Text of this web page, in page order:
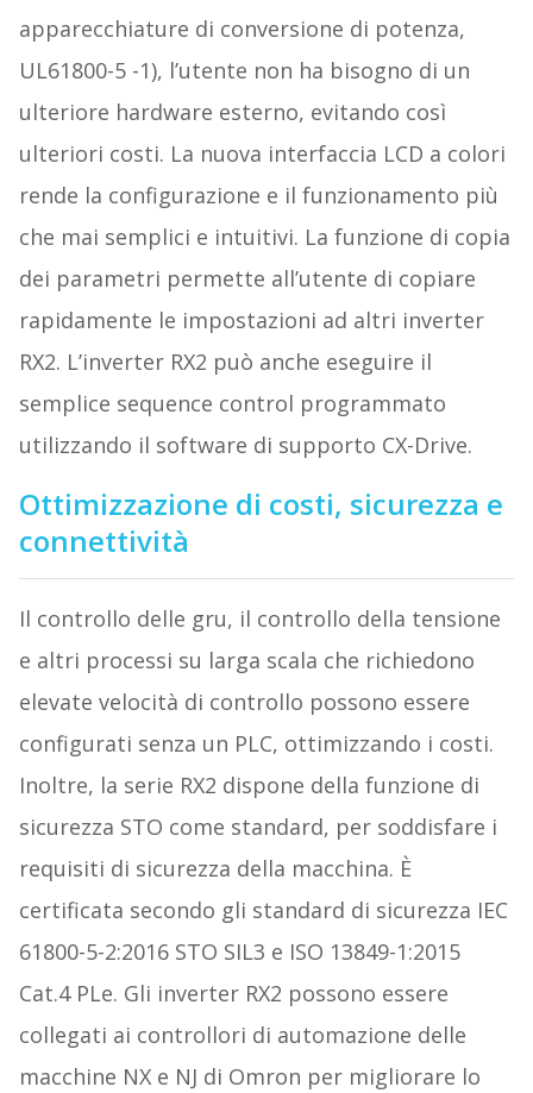
apparecchiature di conversione di potenza,
UL61800-5 -1), l’utente non ha bisogno di un
ulteriore hardware esterno, evitando così
ulteriori costi. La nuova interfaccia LCD a colori
rende la configurazione e il funzionamento più
che mai semplici e intuitivi. La funzione di copia
dei parametri permette all’utente di copiare
rapidamente le impostazioni ad altri inverter
RX2. L’inverter RX2 può anche eseguire il
semplice sequence control programmato
utilizzando il software di supporto CX-Drive.
Ottimizzazione di costi, sicurezza e
connettività
Il controllo delle gru, il controllo della tensione
e altri processi su larga scala che richiedono
elevate velocità di controllo possono essere
configurati senza un PLC, ottimizzando i costi.
Inoltre, la serie RX2 dispone della funzione di
sicurezza STO come standard, per soddisfare i
requisiti di sicurezza della macchina. È
certificata secondo gli standard di sicurezza IEC
61800-5-2:2016 STO SIL3 e ISO 13849-1:2015
Cat.4 PLe. Gli inverter RX2 possono essere
collegati ai controllori di automazione delle
macchine NX e NJ di Omron per migliorare lo